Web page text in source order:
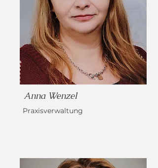
Anna Wenzel
Praxisverwaltung